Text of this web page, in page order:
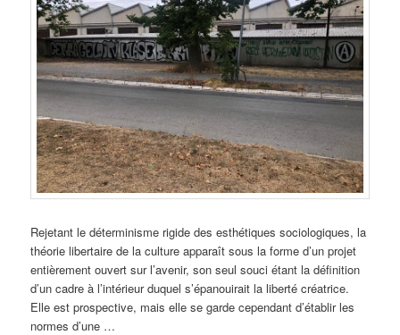
Rejetant le déterminisme rigide des esthétiques sociologiques, la
théorie libertaire de la culture apparaît sous la forme d’un projet
entièrement ouvert sur l’avenir, son seul souci étant la définition
d’un cadre à l’intérieur duquel s’épanouirait la liberté créatrice.
Elle est prospective, mais elle se garde cependant d’établir les
normes d’une …